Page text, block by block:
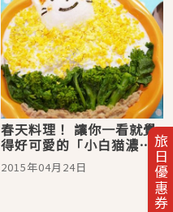
旅日優惠券
春天料理！ 讓你一看就覺
得好可愛的「小白猫濃
湯」
2015年04月24日